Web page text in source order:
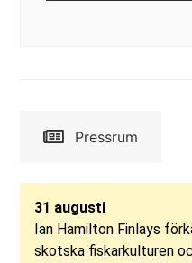
Pressrum
31 augusti
Ian Hamilton Finlays
skotska fiskarkulturen